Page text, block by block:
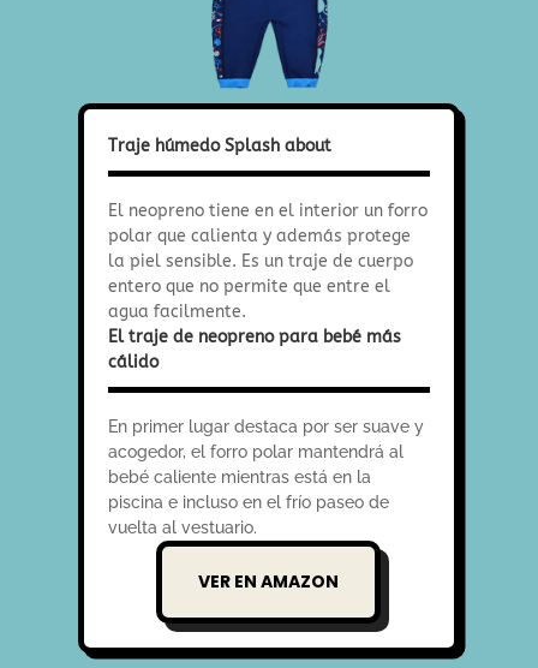
Traje húmedo Splash about
El neopreno tiene en el interior un forro
polar que calienta y además protege
la piel sensible. Es un traje de cuerpo
entero que no permite que entre el
agua facilmente.
El traje de neopreno para bebé más
cálido
En primer lugar destaca por ser suave y
acogedor, el forro polar mantendrá al
bebé caliente mientras está en la
piscina e incluso en el frío paseo de
vuelta al vestuario.
VER EN AMAZON